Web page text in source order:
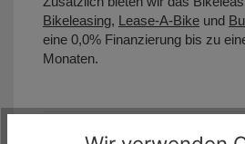
Bikeleasing, Lease-A-Bike und
eine 0,0% Finanzierung bis zu
Monaten.